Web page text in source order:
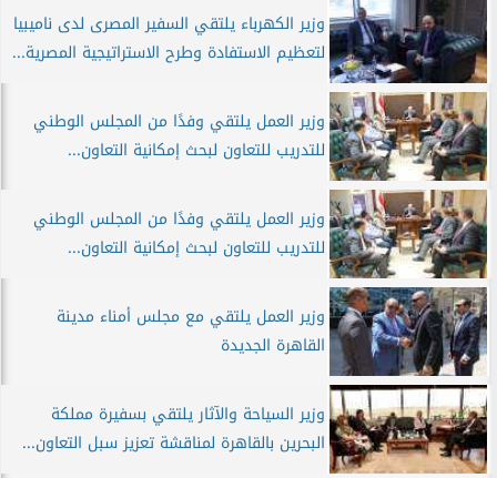
وزير الكهرباء يلتقي السفير المصرى لدى ناميبيا
لتعظيم الاستفادة وطرح الاستراتيجية المصرية...
وزير العمل يلتقي وفدًا من المجلس الوطني
للتدريب للتعاون لبحث إمكانية التعاون...
وزير العمل يلتقي وفدًا من المجلس الوطني
للتدريب للتعاون لبحث إمكانية التعاون...
وزير العمل يلتقي مع مجلس أمناء مدينة
القاهرة الجديدة
وزير السياحة والآثار يلتقي بسفيرة مملكة
البحرين بالقاهرة لمناقشة تعزيز سبل التعاون...